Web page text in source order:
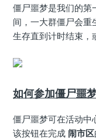
僵尸噩梦是我们的第
间，一大群僵尸会重
生存直到计时结束，
如何参加僵尸噩
僵尸噩梦可在活动中
该按钮在完成 闹市区